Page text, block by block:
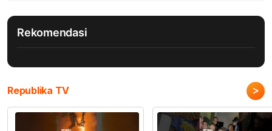
Rekomendasi
Republika TV >